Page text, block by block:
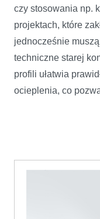
czy stosowania np.
projektach, które
jednocześnie
techniczne starej
profili ułatwia
ocieplenia, co